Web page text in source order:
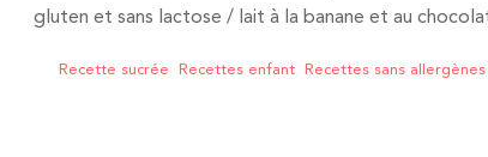
gluten et sans lactose / lait à la banane et au
Recette sucrée Recettes enfant Recettes sans allergènes